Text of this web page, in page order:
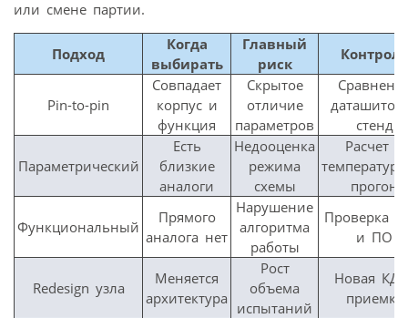
или смене партии.
Подход
Когда
выбирать
Главный
риск
Контроль
Pin-to-pin
Совпадает
корпус и
функция
Скрытое
отличие
параметров
стенд
Параметрический
Есть
близкие
аналоги
Недооценка
режима
схемы
Расчет и
прогон
Функциональный
Прямого
аналога нет
Нарушение
алгоритма
работы
Проверка
и ПО
Redesign узла
Меняется
архитектура
Рост
объема
испытаний
Новая КД
приемка